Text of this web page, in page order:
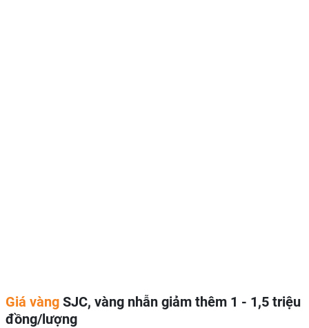
Giá vàng SJC, vàng nhẫn giảm thêm 1 - 1,5 triệu
đồng/lượng